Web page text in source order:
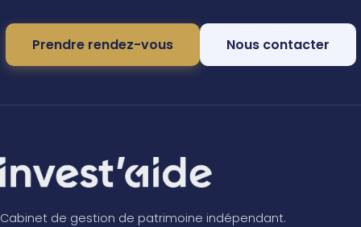
Prendre rendez-vous Nous contacter
Cabinet de gestion de patrimoine indépendant.